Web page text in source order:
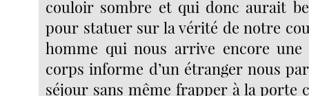
couloir sombre et qui donc aurait
pour statuer sur la vérité de notre
homme qui nous arrive encore une
corps informe d’un étranger nous
séjour sans même frapper à la porte